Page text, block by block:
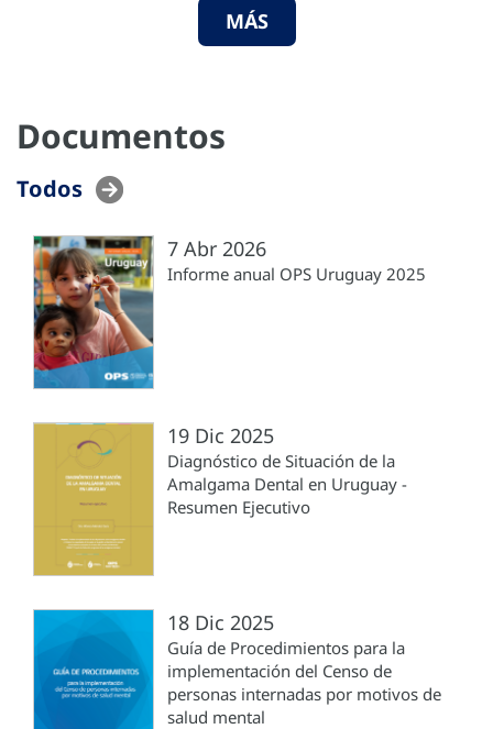
MÁS
Documentos
Todos
7 Abr 2026
Informe anual OPS Uruguay 2025
19 Dic 2025
Diagnóstico de Situación de la
Amalgama Dental en Uruguay -
Resumen Ejecutivo
18 Dic 2025
Guía de Procedimientos para la
implementación del Censo de
personas internadas por motivos de
salud mental